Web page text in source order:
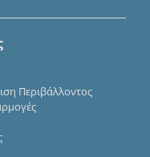
Περιβάλλοντος